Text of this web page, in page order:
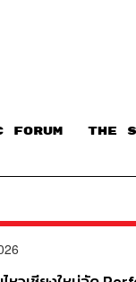
FORUM THE